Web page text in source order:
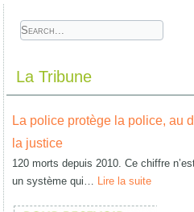
La Tribune
La police protège la police, au
la justice
120 morts depuis 2010. Ce chiffre
un système qui… Lire la suite